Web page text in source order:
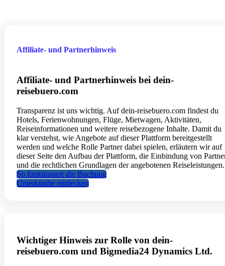
Affiliate- und Partnerhinweis
Affiliate- und Partnerhinweis bei dein-
reisebuero.com
Transparenz ist uns wichtig. Auf dein-reisebuero.com findest du
Hotels, Ferienwohnungen, Flüge, Mietwagen, Aktivitäten,
Reiseinformationen und weitere reisebezogene Inhalte. Damit du
klar verstehst, wie Angebote auf dieser Plattform bereitgestellt
werden und welche Rolle Partner dabei spielen, erläutern wir auf
dieser Seite den Aufbau der Plattform, die Einbindung von
und die rechtlichen Grundlagen der angebotenen Reiseleistungen.
So funktioniert die Buchung
Unterkünfte entdecken
Wichtiger Hinweis zur Rolle von dein-
reisebuero.com und Bigmedia24 Dynamics Ltd.